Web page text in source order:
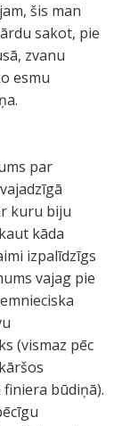
šis man
sakot, pie
zvanu
esmu
par
kuru biju
kāda
izpalīdzīgs
vajag pie
(vismaz pēc
būdiņā).